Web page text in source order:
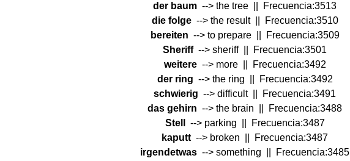
der baum --> the tree || Frecuencia:3513
die folge--> the result || Frecuencia:3510
bereiten --> to prepare || Frecuencia:3509
Sheriff --> sheriff || Frecuencia:3501
weitere --> more || Frecuencia:3492
der ring --> the ring || Frecuencia:3492
schwierig --> difficult || Frecuencia:3491
das gehirn --> the brain || Frecuencia:3488
Stell
--> parking || Frecuencia:3487
kaputt --> broken || Frecuencia:3487
irgendetwas --> something || Frecuencia:3485